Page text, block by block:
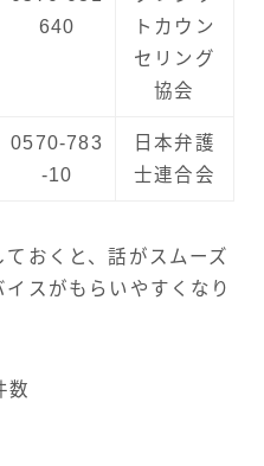
640
トカウン
セリング
協会
0570-783
-10
日本弁護
士連合会
おくと、話がスムーズ
スがもらいやすくなり
数